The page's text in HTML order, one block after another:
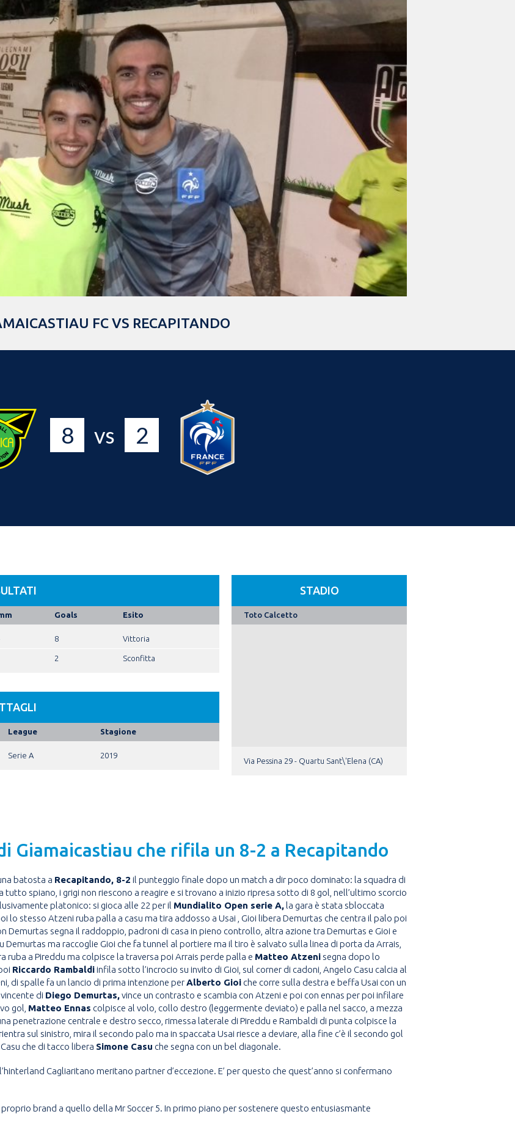
FC VS RECAPITANDO
8 vs 2
Goals Esito
8 Vittoria
2 Sconfitta
STADIO
Toto Calcetto
Via Pessina 29 - Quartu Sant\'Elena (CA)
League Stagione
Serie A 2019
Giamaicastiau che rifila un 8-2 a Recapitando
batosta a Recapitando, 8-2 il punteggio finale dopo un match a dir poco dominato: la squadra di
spiano, i grigi non riescono a reagire e si trovano a inizio ripresa sotto di 8 gol, nell’ultimo scorcio
platonico: si gioca alle 22 per il Mundialito Open serie A, la gara è stata sbloccata
lo stesso Atzeni ruba palla a casu ma tira addosso a Usai , Gioi libera Demurtas che centra il palo poi
Demurtas segna il raddoppio, padroni di casa in pieno controllo, altra azione tra Demurtas e Gioi e
ma raccoglie Gioi che fa tunnel al portiere ma il tiro è salvato sulla linea di porta da Arrais,
ruba a Pireddu ma colpisce la traversa poi Arrais perde palla e Matteo Atzeni segna dopo lo
Riccardo Rambaldiinfila sotto l’incrocio su invito di Gioi, sul corner di cadoni, Angelo Casu calcia al
di spalle fa un lancio di prima intenzione perAlberto Gioi che corre sulla destra e beffa Usai con un
di Diego Demurtas,vince un contrasto e scambia con Atzeni e poi con ennas per poi infilare
gol, Matteo Ennas colpisce al volo, collo destro (leggermente deviato) e palla nel sacco, a mezza
penetrazione centrale e destro secco, rimessa laterale di Pireddu e Rambaldi di punta colpisce la
sul sinistro, mira il secondo palo ma in spaccata Usai riesce a deviare, alla fine c’è il secondo gol
che di tacco libera Simone Casu che segna con un bel diagonale.
Cagliaritano meritano partner d’eccezione. E’ per questo che quest’anno si confermano
proprio brand a quello della Mr Soccer 5. In primo piano per sostenere questo entusiasmante